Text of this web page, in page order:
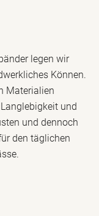
legen wir
Können.
Materialien
und
und dennoch
den täglichen